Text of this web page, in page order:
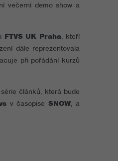
večerní demo show a
FTVS UK Praha, kteří
dále reprezentovala
při pořádání kurzů
článků, která bude
v časopise SNOW, a